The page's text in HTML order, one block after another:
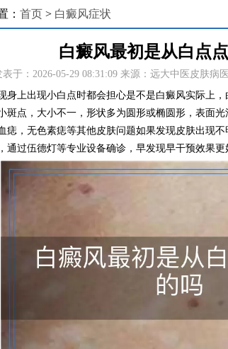
： 首页 > 白癜风症状
白癜风最初是从白点
表于：2026-05-29 08:31:09 来源：远大中医皮肤病
身上出现小白点时都会担心是不是白癜风实际上
斑点，大小不一，形状多为圆形或椭圆形，表面
痣，无色素痣等其他皮肤问题如果发现皮肤出现
通过伍德灯等专业设备确诊，早发现早干预效果更